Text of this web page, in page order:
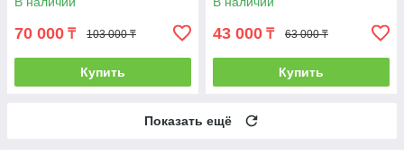
70 000 ₸ 103 000 ₸
Купить
43 000 ₸ 63 000 ₸
Купить
Показать ещё